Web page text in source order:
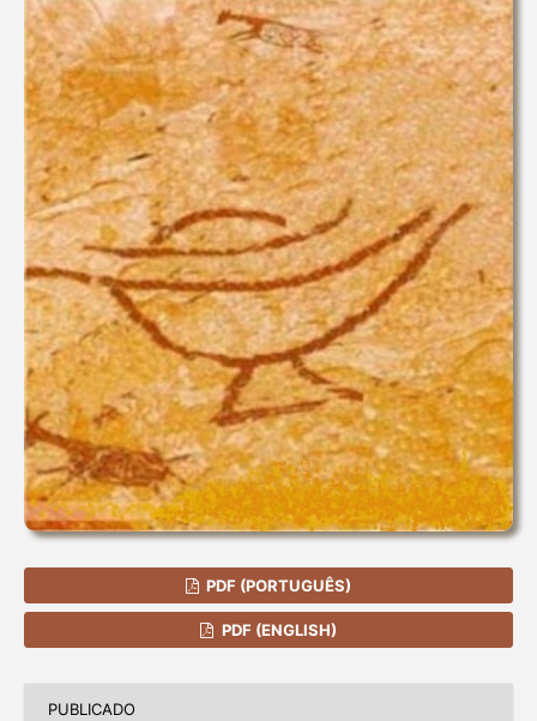
PDF (PORTUGUÊS)
PDF (ENGLISH)
PUBLICADO